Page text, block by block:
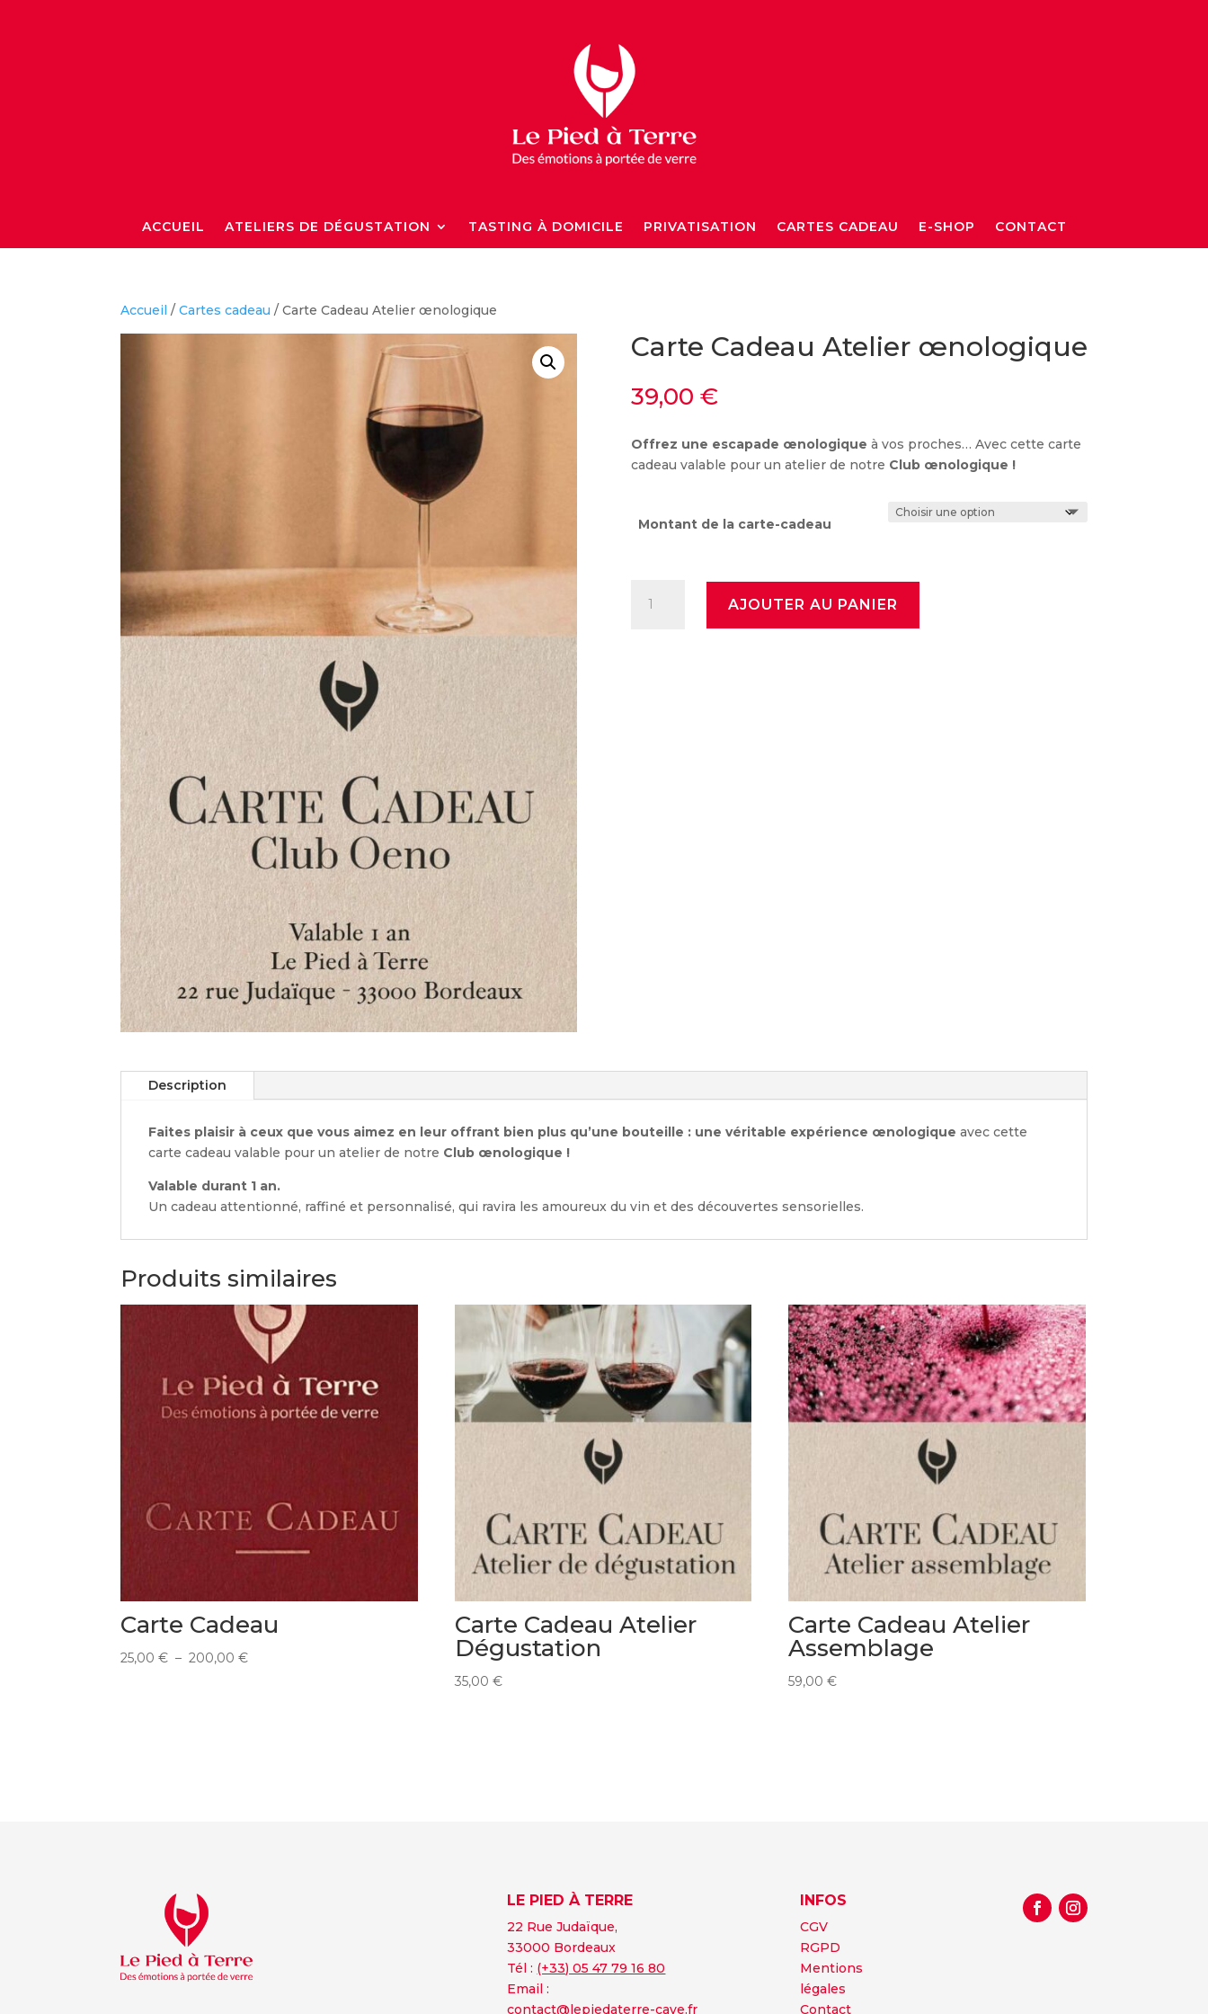
ACCUEIL ATELIERS DE DÉGUSTATION TASTING À DOMICILE PRIVATISATION CARTES CADEAU E-SHOP CONTACT
Accueil /Cartes cadeau / Carte Cadeau Atelier œnologique
Carte Cadeau Atelier œnologique
39,00 €
Offrez une escapade œnologique à vos proches… Avec cette carte
cadeau valable pour un atelier de notre Club œnologique !
Montant de la carte-cadeau
AJOUTER AU PANIER
Description
Faites plaisir à ceux que vous aimez en leur offrant bien plus qu’une bouteille : une véritable expérience œnologiqueavec cette
carte cadeau valable pour un atelier de notre Club œnologique !
Valable durant 1 an.
Un cadeau attentionné, raffiné et personnalisé, qui ravira les amoureux du vin et des découvertes sensorielles.
Produits similaires
Carte Cadeau
25,00€ – 200,00€Plage
Carte Cadeau Atelier
Dégustation
35,00 €
Carte Cadeau Atelier
Assemblage
59,00€
LE PIED À TERRE
22 Rue Judaïque,
33000 Bordeaux
Tél : (+33) 05 47 79 16 80
Email :
contact@lepiedaterre-cave.fr
INFOS
CGV
RGPD
Mentions
légales
Contact